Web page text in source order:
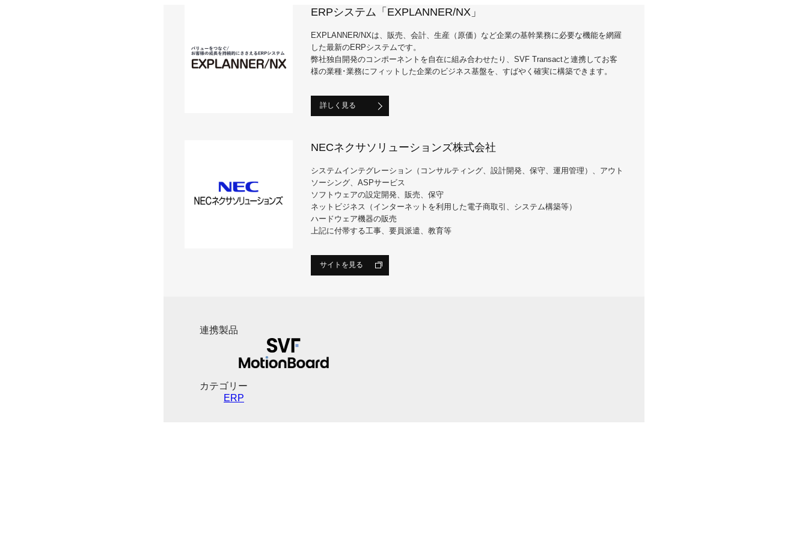
ERPシステム「EXPLANNER/NX」
EXPLANNER/NXは、販売、会計、生産（原価）など企業の基幹業務に必要な機能を網羅
した最新のERPシステムです。
弊社独自開発のコンポーネントを自在に組み合わせたり、 SVF Transactと連携してお客
様の業種･業務にフィットした企業のビジネス基盤を、すばやく確実に構築できます。
詳しく見る
NECネクサソリューションズ株式会社
システムインテグレーション（コンサルティング、設計開発、保守、運用管理）、アウト
ソーシング、ASPサービス
ソフトウェアの設定開発、販売、保守
ネットビジネス（インターネットを利用した電子商取引、システム構築等）
ハードウェア機器の販売
上記に付帯する工事、要員派遣、教育等
サイトを見る
連携製品
カテゴリー
ERP